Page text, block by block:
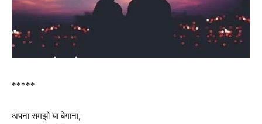
*****
अपना समझो या बेगाना,